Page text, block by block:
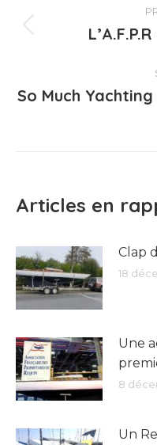
article
So Much
Articles en
Clap
18
Une
8
Un